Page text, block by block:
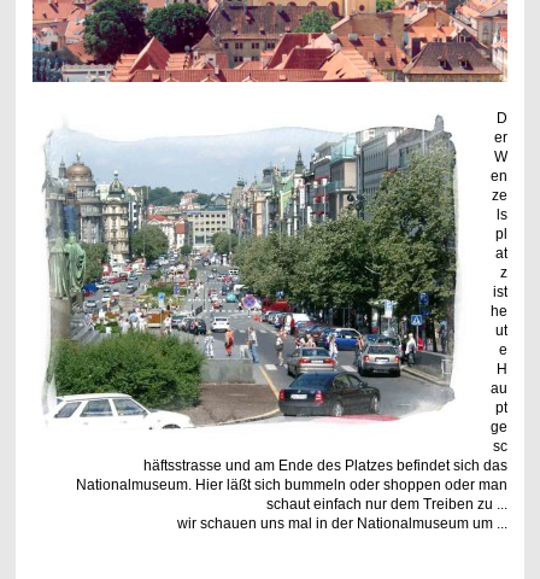
D
er
W
en
ze
ls
pl
at
z
ist
he
ut
e
H
au
pt
ge
sc
häftsstrasse und am Ende des Platzes befindet sich das
Nationalmuseum. Hier läßt sich bummeln oder shoppen oder man
schaut einfach nur dem Treiben zu ...
wir schauen uns mal in der Nationalmuseum um ...